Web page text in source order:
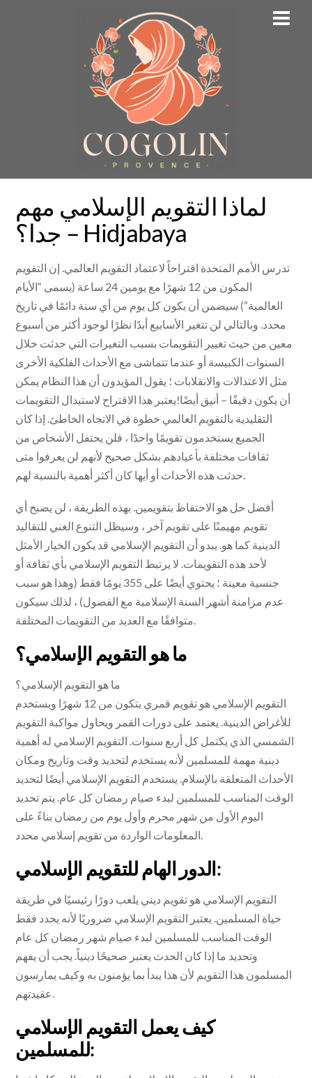
لماذا التقويم الإسلامي مهم
جدا؟ – Hidjabaya
تدرس الأمم المتحدة اقتراحاً لاعتماد التقويم العالمي. إن التقويم
المكون من 12 شهرًا مع يومين 24 ساعة (يسمى “الأيام
العالمية”) سيضمن أن يكون كل يوم من أي سنة دائمًا في تاريخ
محدد. وبالتالي لن تتغير الأسابيع أبدًا نظرًا لوجود أكثر من أسبوع
معين من حيث تغيير التقويمات بسبب التغيرات التي حدثت خلال
السنوات الكبيسة أو عندما تتماشى مع الأحداث الفلكية الأخرى
مثل الاعتدالات والانقلابات ؛ يقول المؤيدون أن هذا النظام يمكن
أن يكون دقيقًا – أنيق أيضًا!يعتبر هذا الاقتراح لاستبدال التقويمات
التقليدية بالتقويم العالمي خطوة في الاتجاه الخاطئ. إذا كان
الجميع يستخدمون تقويمًا واحدًا ، فلن يحتفل الأشخاص من
ثقافات مختلفة بأعيادهم بشكل صحيح لأنهم لن يعرفوا متى
أفضل حل هو الاحتفاظ بتقويمين. بهذه الطريقة ، لن يصبح أي
تقويم مهيمنًا على تقويم آخر ، وسيظل التنوع الغني للتقاليد
الدينية كما هو. يبدو أن التقويم الإسلامي قد يكون الخيار الأمثل
لأحد هذه التقويمات. لا يرتبط التقويم الإسلامي بأي ثقافة أو
جنسية معينة ؛ يحتوي أيضًا على 355 يومًا فقط (وهذا هو سبب
عدم مزامنة أشهر السنة الإسلامية مع الفصول) ، لذلك سيكون
متوافقًا مع العديد من التقويمات المختلفة.
ما هو التقويم الإسلامي؟
ما هو التقويم الإسلامي؟
التقويم الإسلامي هو تقويم قمري يتكون من 12 شهرًا ويستخدم
للأغراض الدينية. يعتمد على دورات القمر ويحاول مواكبة التقويم
الشمسي الذي يكتمل كل أربع سنوات. التقويم الإسلامي له أهمية
دينية مهمة للمسلمين لأنه يستخدم لتحديد وقت وتاريخ ومكان
الأحداث المتعلقة بالإسلام. يستخدم التقويم الإسلامي أيضًا لتحديد
الوقت المناسب للمسلمين لبدء صيام رمضان كل عام. يتم تحديد
اليوم الأول من شهر محرم وأول يوم من رمضان بناءً على
الدور الهام للتقويم الإسلامي:
التقويم الإسلامي هو تقويم ديني يلعب دورًا رئيسيًا في طريقة
حياة المسلمين. يعتبر التقويم الإسلامي ضروريًا لأنه يحدد فقط
الوقت المناسب للمسلمين لبدء صيام شهر رمضان كل عام
وتحديد ما إذا كان الحدث يعتبر صحيحًا دينياً. يجب أن يفهم
المسلمون هذا التقويم لأن هذا يبدأ بما يؤمنون به وكيف يمارسون
كيف يعمل التقويم الإسلامي
للمسلمين: